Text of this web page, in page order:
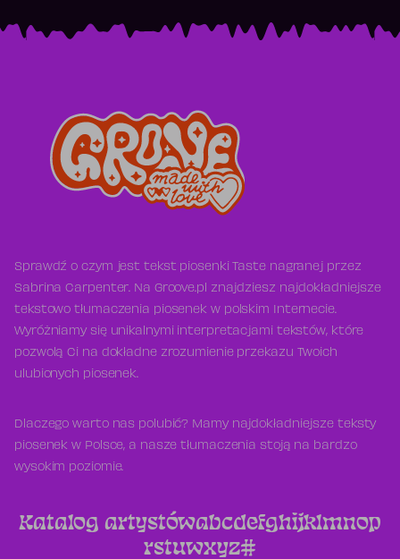
Sprawdź o czym jest tekst piosenki Taste nagranej przez
Sabrina Carpenter. Na Groove.pl znajdziesz najdokładniejsze
tekstowo tłumaczenia piosenek w polskim Internecie.
Wyróżniamy się unikalnymi interpretacjami tekstów, które
pozwolą Ci na dokładne zrozumienie przekazu Twoich
ulubionych piosenek.
Dlaczego warto nas polubić? Mamy najdokładniejsze teksty
piosenek w Polsce, a nasze tłumaczenia stoją na bardzo
wysokim poziomie.
Katalog artystówabcdefghijklmnop
rstuwxyz#